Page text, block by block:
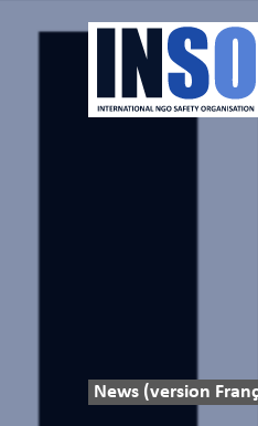
News (version